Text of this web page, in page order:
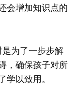
会增加知识点的
为了一步步解
，确保孩子对所
以致用。